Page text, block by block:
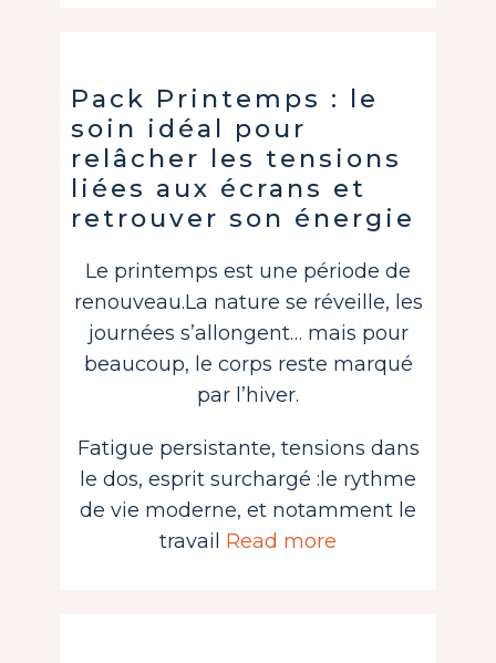
Pack Printemps : le
soin idéal pour
relâcher les tensions
liées aux écrans et
retrouver son énergie
Le printemps est une période de
renouveau.La nature se réveille, les
journées s’allongent… mais pour
beaucoup, le corps reste marqué
par l’hiver.
Fatigue persistante, tensions dans
le dos, esprit surchargé :le rythme
de vie moderne, et notamment le
travail Read more